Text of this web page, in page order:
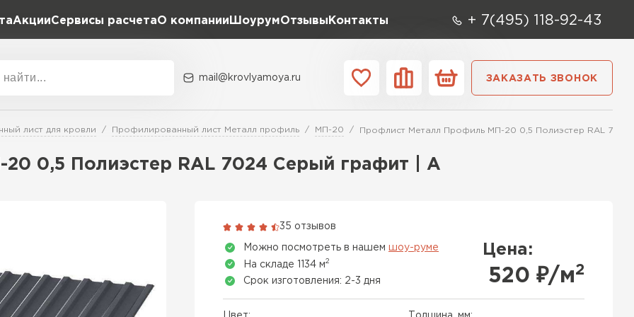
АкцииСервисы расчета
Расчет софитов для кровли
О компании ШоурумОтзывы Контакты + 7(495) 118-92-43
Тип товара Тип
mail@krovlyamoya.ru ЗАКАЗАТЬ ЗВОНОК
лист для кровли Профилированный лист Металл профиль МП-20 Профлист Металл Профиль МП-20 0,5 Полиэстер RAL 7024
0,5 Полиэстер RAL 7024 Серый графит | A
35 отзывов
Можно посмотреть в нашем шоу-руме
На складе 1134 м2
Срок изготовления: 2-3 дня
Цена:
520 ₽/м2
Контакты